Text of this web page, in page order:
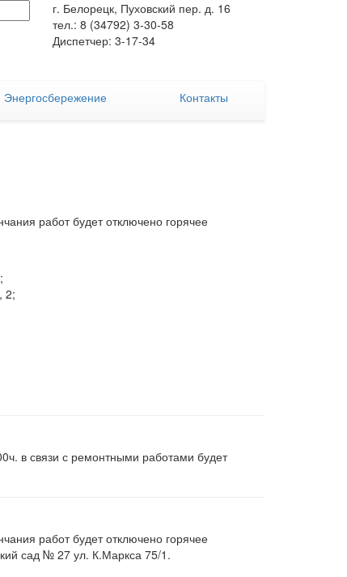
г. Белорецк, Пуховский пер. д. 16
тел.: 8 (34792) 3-30-58
Диспетчер: 3-17-34
Энергосбережение Контакты
работ будет отключено горячее
2;
в связи с ремонтными работами будет
работ будет отключено горячее
сад № 27 ул. К.Маркса 75/1.